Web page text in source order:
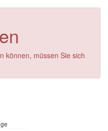
können, müssen Sie sich